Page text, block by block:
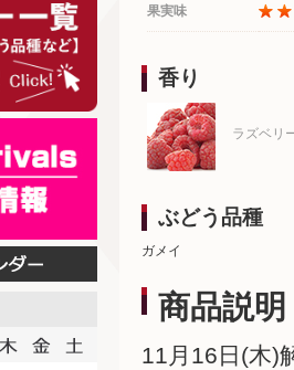
果実味
香り
ラズベリ
ぶどう品種
ガメイ
商品説明
11月16日(木)